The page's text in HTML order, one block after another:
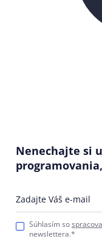
Nenechajte si
Zadajte Váš e-mail
Súhlasím so
newslettera.*